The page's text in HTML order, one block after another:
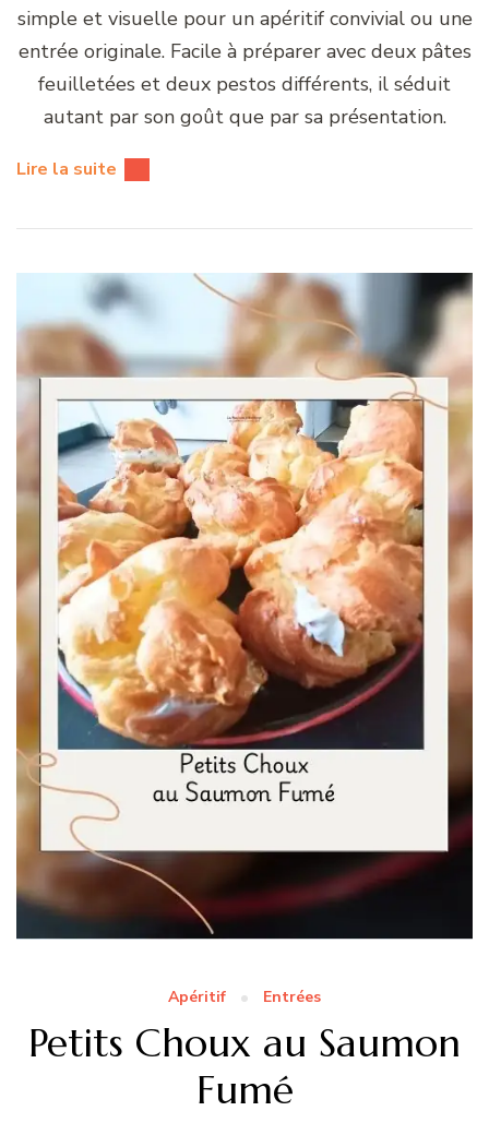
simple et visuelle pour un apéritif convivial ou une
entrée originale. Facile à préparer avec deux pâtes
feuilletées et deux pestos différents, il séduit
autant par son goût que par sa présentation.
Lire la suite
Apéritif Entrées
Petits Choux au Saumon
Fumé